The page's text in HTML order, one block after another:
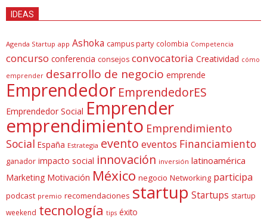
IDEAS
Agenda Startup app Ashoka campus party colombia Competencia
concurso conferencia consejos convocatoria Creatividad cómo
emprender desarrollo de negocio emprende
Emprendedor EmprendedorES
Emprendedor Social Emprender
emprendimiento Emprendimiento
Social España Estrategia evento eventos Financiamiento
ganador impacto social innovación inversión latinoamérica
Marketing Motivación México negocio Networking participa
podcast premio recomendaciones startup Startups startup
weekend tecnología tips éxito